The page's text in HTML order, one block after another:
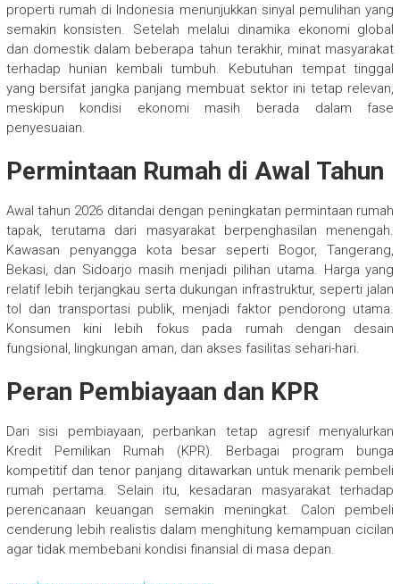
properti rumah di Indonesia menunjukkan sinyal pemulihan yang
semakin konsisten. Setelah melalui dinamika ekonomi global
dan domestik dalam beberapa tahun terakhir, minat masyarakat
terhadap hunian kembali tumbuh. Kebutuhan tempat tinggal
yang bersifat jangka panjang membuat sektor ini tetap relevan,
meskipun kondisi ekonomi masih berada dalam fase
penyesuaian.
Permintaan Rumah di Awal Tahun
Awal tahun 2026 ditandai dengan peningkatan permintaan rumah
tapak, terutama dari masyarakat berpenghasilan menengah.
Kawasan penyangga kota besar seperti Bogor, Tangerang,
Bekasi, dan Sidoarjo masih menjadi pilihan utama. Harga yang
relatif lebih terjangkau serta dukungan infrastruktur, seperti jalan
tol dan transportasi publik, menjadi faktor pendorong utama.
Konsumen kini lebih fokus pada rumah dengan desain
fungsional, lingkungan aman, dan akses fasilitas sehari-hari.
Peran Pembiayaan dan KPR
Dari sisi pembiayaan, perbankan tetap agresif menyalurkan
Kredit Pemilikan Rumah (KPR). Berbagai program bunga
kompetitif dan tenor panjang ditawarkan untuk menarik pembeli
rumah pertama. Selain itu, kesadaran masyarakat terhadap
perencanaan keuangan semakin meningkat. Calon pembeli
cenderung lebih realistis dalam menghitung kemampuan cicilan
agar tidak membebani kondisi finansial di masa depan.